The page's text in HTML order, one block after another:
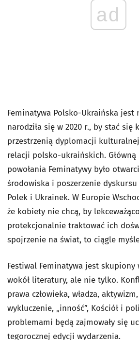
ad
Feminatywa Polsko-Ukraińska jest
narodziła się w 2020 r., by stać się
przestrzenią dyplomacji
relacji polsko-ukraińskich.
powołania Feminatywy było
środowiska i poszerzenie
Polek i Ukrainek. W Europie
że kobiety nie chcą, by
protekcjonalnie traktować ich
spojrzenie na świat, to ciągle
Festiwal Feminatywa jest skupiony
wokół literatury, ale nie tylko.
prawa człowieka, władza,
wykluczenie, „inność”, Kościół i
problemami będą zajmowały się
tegorocznej edycji wydarzenia.